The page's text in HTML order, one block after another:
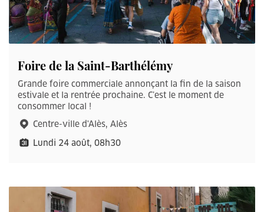
Foire de la Saint-Barthélémy
Grande foire commerciale annonçant la fin de la saison
estivale et la rentrée prochaine. C’est le moment de
consommer local !
Centre-ville d'Alès, Alès
Lundi 24 août, 08h30